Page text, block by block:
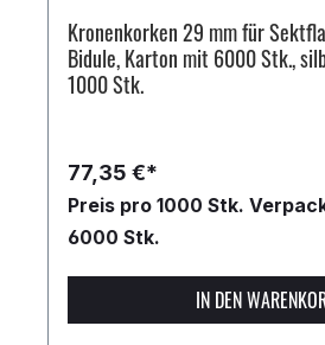
Kronenkorken 29 mm für
Bidule, Karton mit 6000 Stk.,
1000 Stk.
77,35 €*
Preis pro 1000 Stk.
6000 Stk.
IN DEN